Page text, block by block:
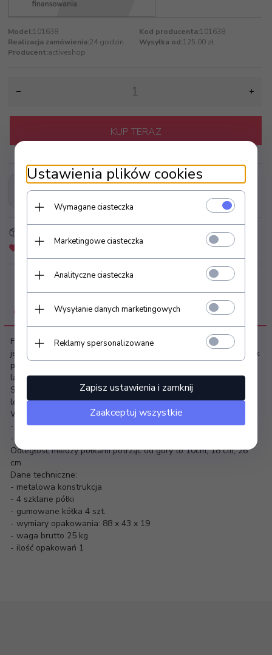
OPIS PRODUKTU
Funkcjonalny, metalowo-szklany stolik z kółkami i wysuwaną
jedną półką. Ten stabilny mebel idealnie sprawdza się jako stolik
pod urządzenia kosmetyczne. Posiada możliwość zamocowania
lampy lupy oraz innych elementów.
Stolik 1015A posiada cztery szklane półki z wygrawerowanym
logo GIOVANNI
Wymiary:
- wymiary stolika 70 x 42 x 88cm
- waga stolika 22,5 kg
Odległość miedzy półkami potrząc od góry to 10cm, 18 cm, 26
cm
Dane techniczne:
- metalowa konstrukcja
- 4 szklane półki
- gumowane kółka 4 szt.
- wymiary opakowania: 88 x 43 x 19
- waga brutto 25 kg
- ilość opakowań 1
Model:101638 Kod producenta:101638
Realizacja zamówienia:24 godzin Wysyłka od:125.00 zł
Producent:activeshop
KUP TERAZ
Strefa Klienta
Złóż zapytanie ofertowe
Dodaj do schowka
Zapytaj o produkt
Ustawienia plików cookies
Wymagane ciasteczka
Marketingowe ciasteczka
Analityczne ciasteczka
Wysyłanie danych marketingowych
Reklamy spersonalizowane
Zapisz ustawienia i zamknij
Zaakceptuj wszystkie